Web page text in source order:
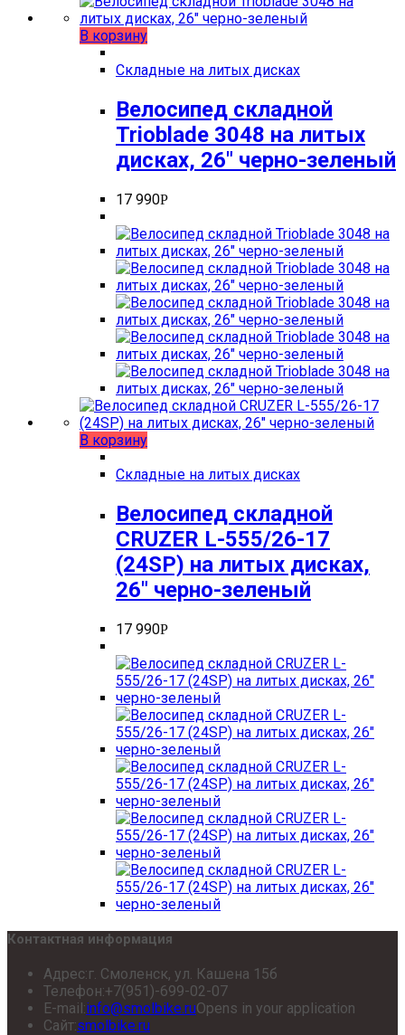
В корзину
Складные на литых дисках
Велосипед складной
Trioblade 3048 на литых
дисках, 26″ черно-зеленый
17 990Р
В корзину
Складные на литых дисках
Велосипед складной
CRUZER L-555/26-17
(24SP) на литых дисках,
26″ черно-зеленый
17 990Р
Контактная информация
Адрес:г. Смоленск, ул. Кашена 15б
Телефон:+7(951)-699-02-07
E-mail:info@smolbike.ruOpens in your application
Сайт:smolbike.ru